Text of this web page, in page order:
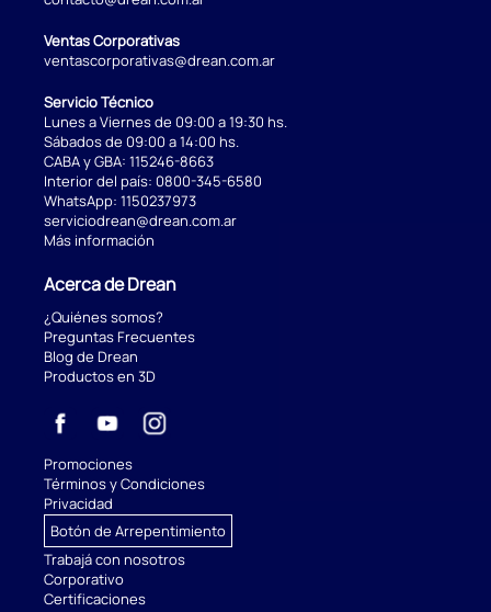
Ventas Corporativas
ventascorporativas@drean.com.ar
Servicio Técnico
Lunes a Viernes de 09:00 a 19:30 hs.
Sábados de 09:00 a 14:00 hs.
CABA y GBA: 115246-8663
Interior del país: 0800-345-6580
WhatsApp: 1150237973
serviciodrean@drean.com.ar
Más información
Acerca de Drean
¿Quiénes somos?
Preguntas Frecuentes
Blog de Drean
Productos en 3D
Promociones
Términos y Condiciones
Privacidad
Botón de Arrepentimiento
Trabajá con nosotros
Corporativo
Certificaciones